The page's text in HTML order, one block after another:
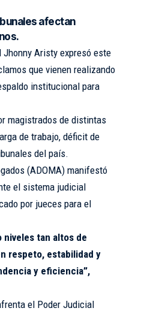
afectan
Aristy expresó este
que vienen realizando
institucional para
magistrados de distintas
de trabajo, déficit de
del país.
(ADOMA) manifestó
el sistema judicial
por jueces para el
niveles tan altos de
respeto, estabilidad y
y eficiencia”,
el Poder Judicial